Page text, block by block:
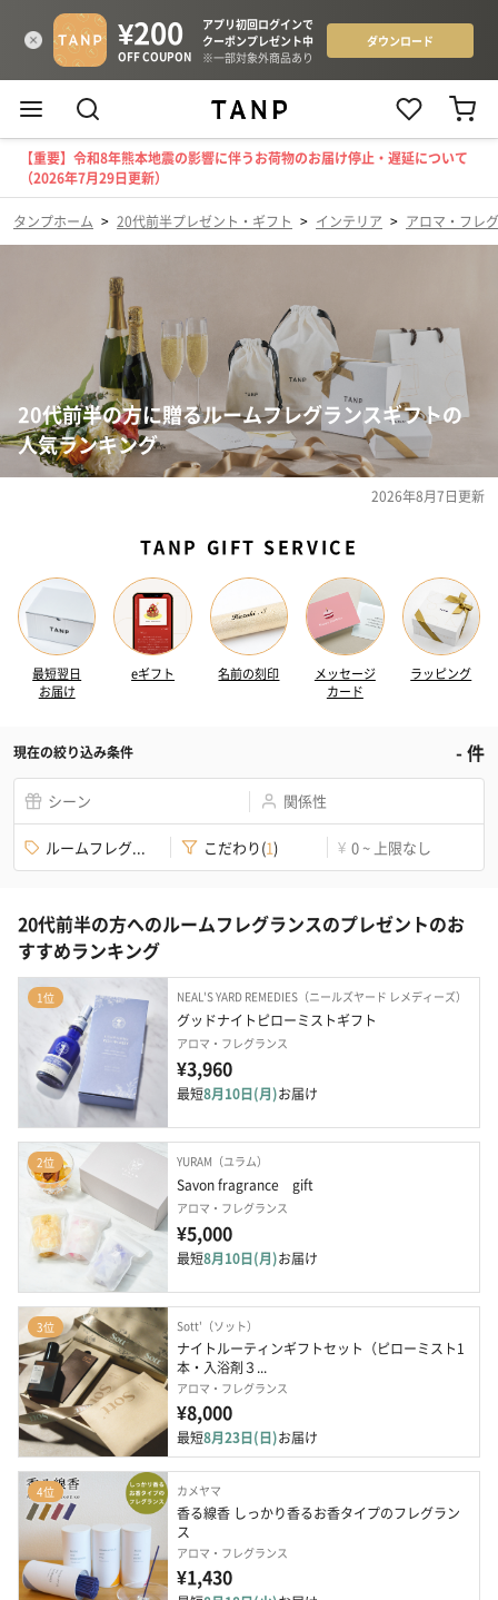
【重要】令和8年熊本地震の影響に伴うお荷物のお届け停止・遅延について
（2026年7月29日更新）
タンプホーム > 20代前半プレゼント・ギフト > インテリア > アロマ・フレ
20代前半の方に贈るルームフレグランスギフトの
人気ランキング
2026年8月7日更新
TANP GIFT SERVICE
最短翌日
お届け
eギフト 名前の刻印
メッセージ
カード
ラッピング
現在の絞り込み条件 -件
シーン 関係性
ルームフレグ... こだわり(1) ¥ 0 ~ 上限なし
20代前半の方へのルームフレグランスのプレゼントのお
すすめランキング
1位 NEAL'S YARD REMEDIES（ニールズヤード レメディーズ）
グッドナイトピローミストギフト
アロマ・フレグランス
¥3,960
最短8月10日(月)お届け
2位 YURAM（ユラム）
Savon fragrance　gift
アロマ・フレグランス
¥5,000
最短8月10日(月)お届け
3位 Sott'（ソット）
ナイトルーティンギフトセット（ピローミスト1
本・入浴剤３...
アロマ・フレグランス
¥8,000
最短8月23日(日)お届け
4位 カメヤマ
香る線香 しっかり香るお香タイプのフレグラン
ス
アロマ・フレグランス
¥1,430